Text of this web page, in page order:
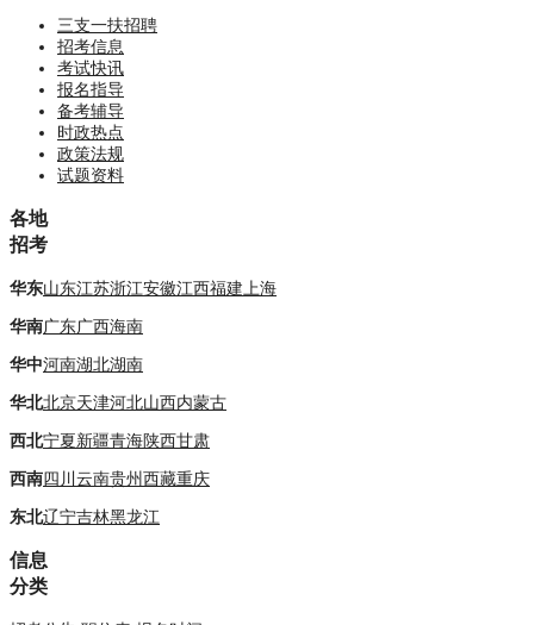
三支一扶招聘
招考信息
考试快讯
报名指导
备考辅导
时政热点
政策法规
试题资料
各地
招考
华东山东江苏浙江安徽江西福建 上海
华南广东广西海南
华中河南湖北湖南
华北北京天津河北山西内蒙古
西北宁夏新疆青海陕西甘肃
西南四川 云南贵州西藏重庆
东北辽宁吉林黑龙江
信息
分类